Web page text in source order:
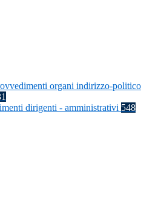
organi indirizzo-politico
dirigenti - amministrativi 548